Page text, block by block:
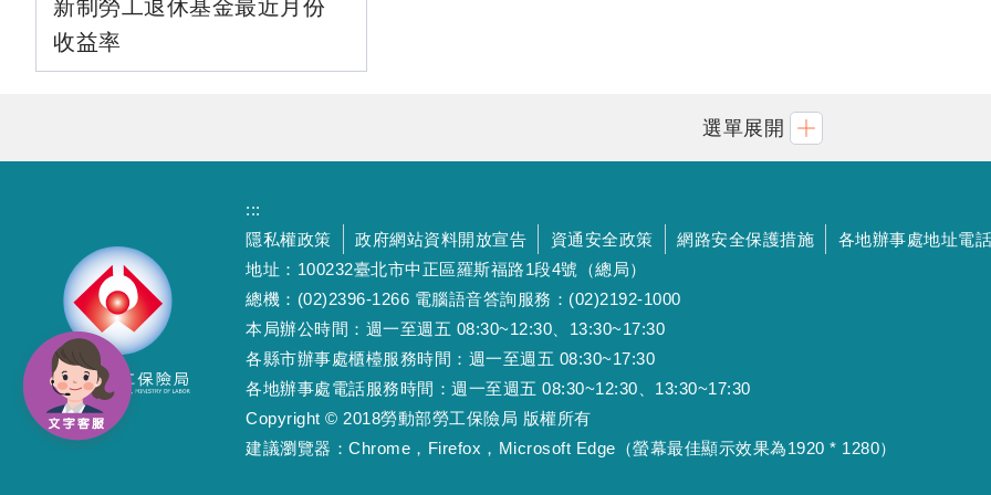
新制勞工退休基金最近月份
收益率
選單展開
:::
隱私權政策
政府網站資料開放宣告 資通安全政策 網路安全保護措施
各地辦事處地址電話
地址：100232臺北市中正區羅斯福路1段4號（總局）
總機：(02)2396-1266 電腦語音答詢服務：(02)2192-1000
本局辦公時間：週一至週五 08:30~12:30、13:30~17:30
各縣市辦事處櫃檯服務時間：週一至週五 08:30~17:30
各地辦事處電話服務時間：週一至週五 08:30~12:30、13:30~17:30
Copyright © 2018勞動部勞工保險局 版權所有
建議瀏覽器：Chrome，Firefox，Microsoft Edge（螢幕最佳顯示效果為1920 * 1280）